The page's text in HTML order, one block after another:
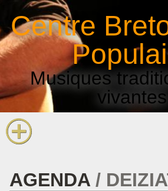
Centre
Musiques
vivantes
La voix et le chant
Infos pratiques
AGENDA